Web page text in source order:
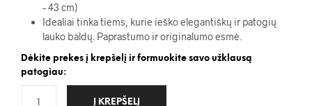
– 43 cm)
Idealiai tinka tiems, kurie ieško elegantiškų ir patogių
lauko baldų. Paprastumo ir originalumo esmė.
Dėkite prekes į krepšelį ir formuokite savo užklausą
patogiau:
Į KREPŠELĮ